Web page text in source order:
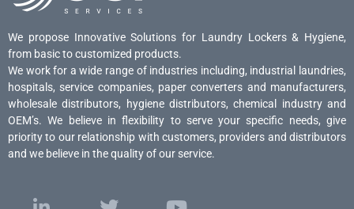
We propose Innovative Solutions for Laundry Lockers & Hygiene,
from basic to customized products.
We work for a wide range of industries including, industrial laundries,
hospitals, service companies, paper converters and manufacturers,
wholesale distributors, hygiene distributors, chemical industry and
OEM’s. We believe in flexibility to serve your specific needs, give
priority to our relationship with customers, providers and distributors
and we believe in the quality of our service.